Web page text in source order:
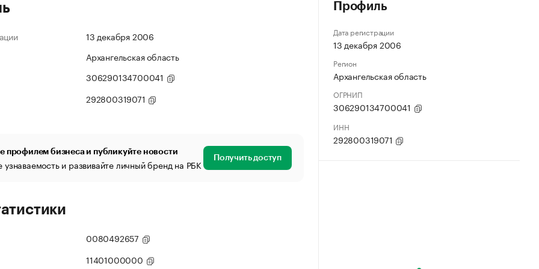
13 декабря 2006
Архангельская область
306290134700041
292800319071
профилем бизнеса и публикуйте новости
и развивайте личный бренд на РБК Получить доступ
0080492657
11401000000
Профиль
Дата регистрации
13 декабря 2006
Регион
Архангельская область
ОГРНИП
306290134700041
ИНН
292800319071